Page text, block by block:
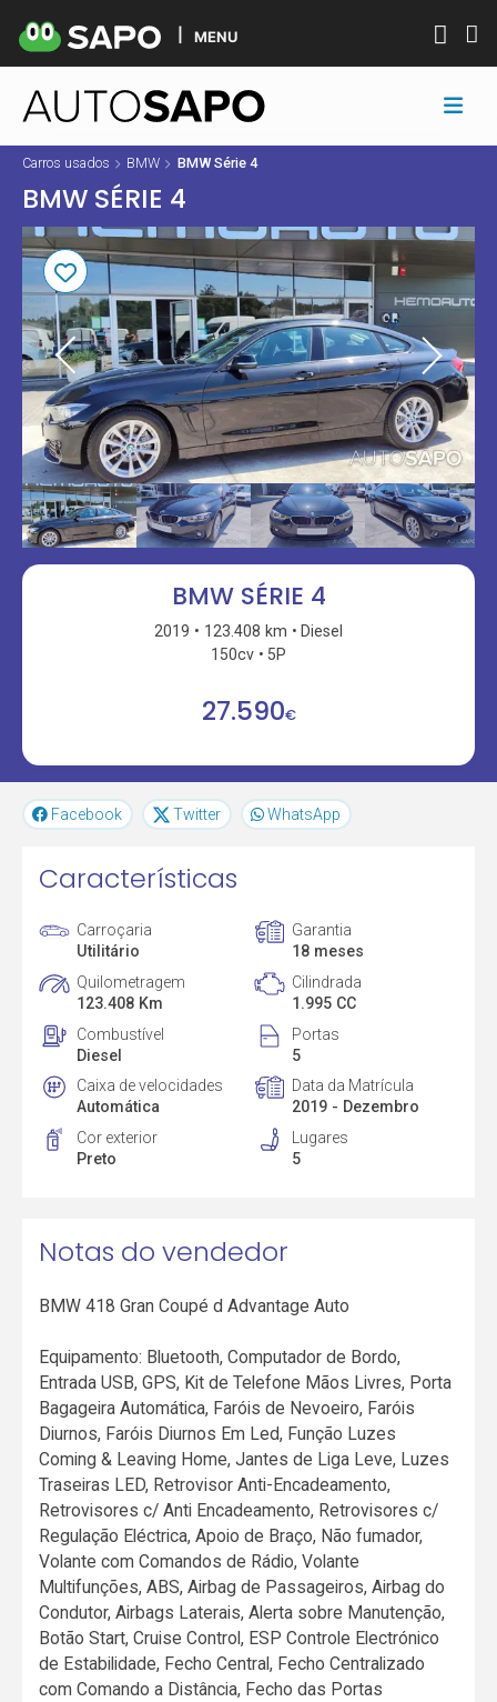
MENU
Carros usados BMW BMW Série 4
BMW SÉRIE 4
BMW SÉRIE 4
2019 123.408 km
Diesel
150cv
5P
27.590€
Facebook Twitter WhatsApp
Características
Carroçaria
Utilitário
Garantia
18 meses
Quilometragem
123.408 Km
Cilindrada
1.995 CC
Combustível
Diesel
Portas
5
Caixa de velocidades
Automática
Data da Matrícula
2019 - Dezembro
Cor exterior
Preto
Lugares
5
Notas do vendedor
BMW 418 Gran Coupé d Advantage Auto
Equipamento: Bluetooth, Computador de Bordo,
Entrada USB, GPS, Kit de Telefone Mãos Livres, Porta
Bagageira Automática, Faróis de Nevoeiro, Faróis
Diurnos, Faróis Diurnos Em Led, Função Luzes
Coming & Leaving Home, Jantes de Liga Leve, Luzes
Traseiras LED, Retrovisor Anti-Encadeamento,
Retrovisores c/ Anti Encadeamento, Retrovisores c/
Regulação Eléctrica, Apoio de Braço, Não fumador,
Volante com Comandos de Rádio, Volante
Multifunções, ABS, Airbag de Passageiros, Airbag do
Condutor, Airbags Laterais, Alerta sobre Manutenção,
Botão Start, Cruise Control, ESP Controle Electrónico
de Estabilidade, Fecho Central, Fecho Centralizado
com Comando a Distância, Fecho das Portas